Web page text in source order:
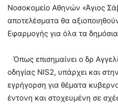
Νοσοκομείο Αθηνών «Άγιος
αποτελέσματα θα
Εφαρμογής για όλα τα
Όπως επισημαίνει ο δρ
οδηγίας NIS2, υπάρχει και
εγρήγορση για θέματα
έντονη και στοχευμένη σε